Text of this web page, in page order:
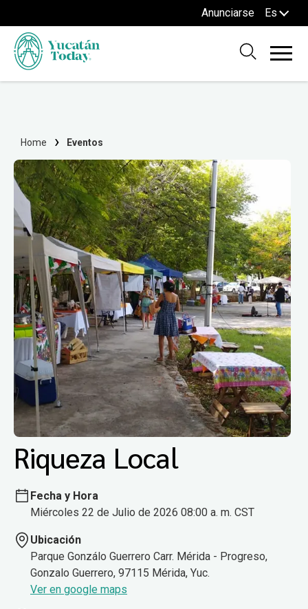
Anunciarse Es
Home Eventos
Riqueza Local
Fecha y Hora
Miércoles 22 de Julio de 2026 08:00 a. m. CST
Ubicación
Parque Gonzálo Guerrero Carr. Mérida - Progreso,
Gonzalo Guerrero, 97115 Mérida, Yuc.
Ver en google maps